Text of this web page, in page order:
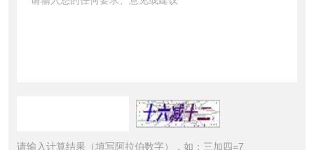
请输入计算结果（填写阿拉伯数字），如：三加四=7